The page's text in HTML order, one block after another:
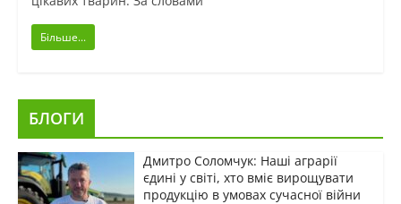
Більше...
БЛОГИ
Дмитро Соломчук: Наші аграрії
єдині у світі, хто вміє вирощувати
продукцію в умовах сучасної війни